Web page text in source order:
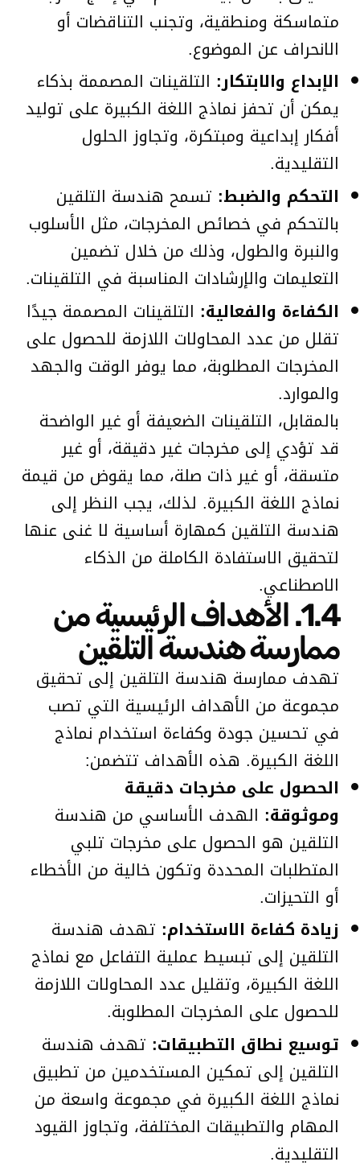
متماسكة ومنطقية، وتجنب التناقضات أو
الانحراف عن الموضوع.
الإبداع والابتكار: التلقينات المصممة بذكاء
يمكن أن تحفز نماذج اللغة الكبيرة على توليد
أفكار إبداعية ومبتكرة، وتجاوز الحلول
التقليدية.
التحكم والضبط: تسمح هندسة التلقين
بالتحكم في خصائص المخرجات، مثل الأسلوب
والنبرة والطول، وذلك من خلال تضمين
التعليمات والإرشادات المناسبة في التلقينات.
الكفاءة والفعالية: التلقينات المصممة جيدًا
تقلل من عدد المحاولات اللازمة للحصول على
المخرجات المطلوبة، مما يوفر الوقت والجهد
والموارد.
بالمقابل، التلقينات الضعيفة أو غير الواضحة
قد تؤدي إلى مخرجات غير دقيقة، أو غير
متسقة، أو غير ذات صلة، مما يقوض من قيمة
نماذج اللغة الكبيرة. لذلك، يجب النظر إلى
هندسة التلقين كمهارة أساسية لا غنى عنها
لتحقيق الاستفادة الكاملة من الذكاء
الاصطناعي.
1.4. الأهداف الرئيسية من
ممارسة هندسة التلقين
تهدف ممارسة هندسة التلقين إلى تحقيق
مجموعة من الأهداف الرئيسية التي تصب
في تحسين جودة وكفاءة استخدام نماذج
اللغة الكبيرة. هذه الأهداف تتضمن:
الحصول على مخرجات دقيقة
وموثوقة: الهدف الأساسي من هندسة
التلقين هو الحصول على مخرجات تلبي
المتطلبات المحددة وتكون خالية من الأخطاء
أو التحيزات.
زيادة كفاءة الاستخدام: تهدف هندسة
التلقين إلى تبسيط عملية التفاعل مع نماذج
اللغة الكبيرة، وتقليل عدد المحاولات اللازمة
للحصول على المخرجات المطلوبة.
توسيع نطاق التطبيقات: تهدف هندسة
التلقين إلى تمكين المستخدمين من تطبيق
نماذج اللغة الكبيرة في مجموعة واسعة من
المهام والتطبيقات المختلفة، وتجاوز القيود
التقليدية.